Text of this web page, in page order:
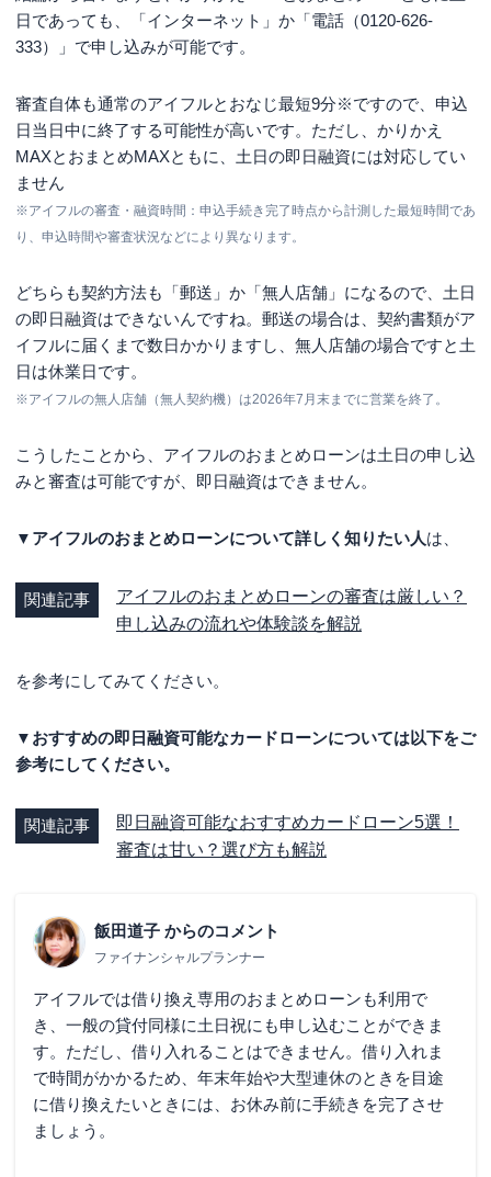
日であっても、「インターネット」か「電話（0120-626-
333）」で申し込みが可能です。
審査自体も通常のアイフルとおなじ最短9分※ですので、申込
日当日中に終了する可能性が高いです。ただし、かりかえ
MAXとおまとめMAXともに、土日の即日融資には対応してい
ません
※アイフルの審査・融資時間：申込手続き完了時点から計測した最短時間であ
り、申込時間や審査状況などにより異なります。
どちらも契約方法も「郵送」か「無人店舗」になるので、土日
の即日融資はできないんですね。郵送の場合は、契約書類がア
イフルに届くまで数日かかりますし、無人店舗の場合ですと土
日は休業日です。
※アイフルの無人店舗（無人契約機）は2026年7月末までに営業を終了。
こうしたことから、アイフルのおまとめローンは土日の申し込
みと審査は可能ですが、即日融資はできません。
▼アイフルのおまとめローンについて詳しく知りたい人は、
関連記事
アイフルのおまとめローンの審査は厳しい？
申し込みの流れや体験談を解説
を参考にしてみてください。
▼おすすめの即日融資可能なカードローンについては以下をご
参考にしてください。
関連記事
即日融資可能なおすすめカードローン5選！
審査は甘い？選び方も解説
飯田道子 からのコメント
ファイナンシャルプランナー
アイフルでは借り換え専用のおまとめローンも利用で
き、一般の貸付同様に土日祝にも申し込むことができま
す。ただし、借り入れることはできません。借り入れま
で時間がかかるため、年末年始や大型連休のときを目途
に借り換えたいときには、お休み前に手続きを完了させ
ましょう。